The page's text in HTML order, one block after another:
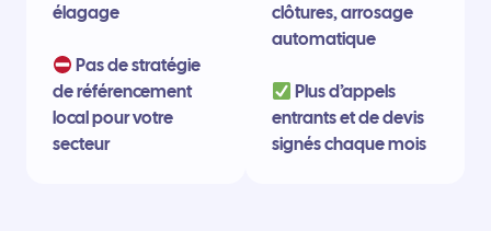
élagage
Pas de stratégie
de référencement
local pour votre
secteur
clôtures, arrosage
automatique
Plus d’appels
entrants et de devis
signés chaque mois